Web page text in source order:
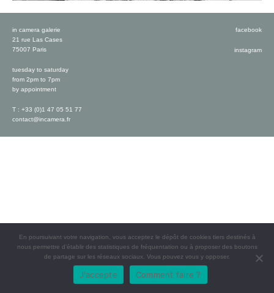
in camera galerie
21 rue Las Cases
75007 Paris
tuesday to saturday
from 2pm to 7pm
by appointment
T : +33 (0)1 47 05 51 77
contact@incamera.fr
facebook
instagram
En poursuivant votre navigation, vous acceptez le dépôt de cookies tiers destinés à
nous permettre d’établir des statistiques de fréquentation ou à proposer des boutons
de partage sur les réseaux sociaux. Vous pouvez vous y opposer.
J'accepte Comment faire ?